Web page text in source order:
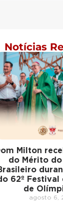
Notícias
Milton
do Mérito
62º
de
agosto 6,